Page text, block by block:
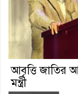
আবৃত্তি জাতির
মন্ত্রী